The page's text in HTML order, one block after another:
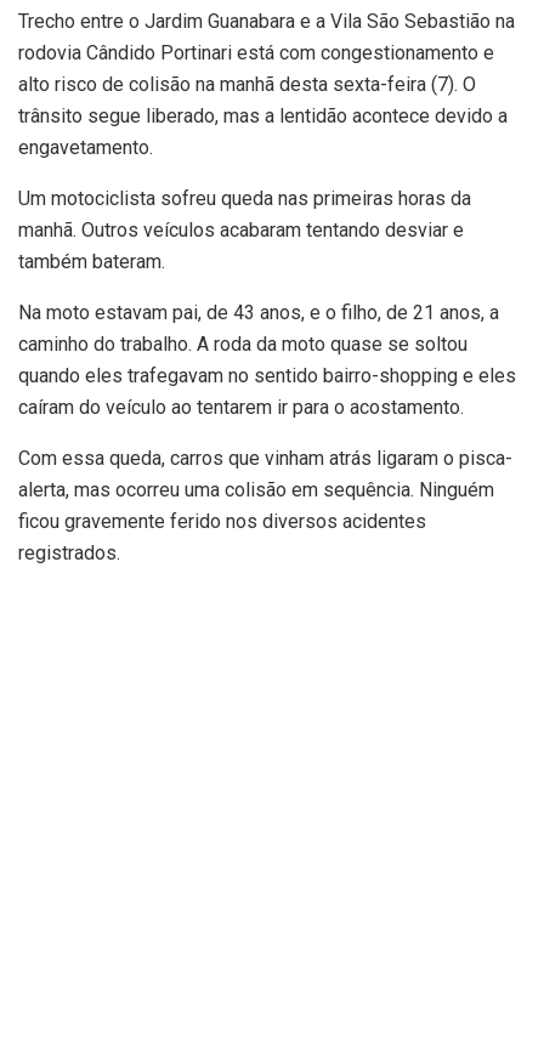
Trecho entre o Jardim Guanabara e a Vila São Sebastião na
rodovia Cândido Portinari está com congestionamento e
alto risco de colisão na manhã desta sexta-feira (7). O
trânsito segue liberado, mas a lentidão acontece devido a
engavetamento.
Um motociclista sofreu queda nas primeiras horas da
manhã. Outros veículos acabaram tentando desviar e
também bateram.
Na moto estavam pai, de 43 anos, e o filho, de 21 anos, a
caminho do trabalho. A roda da moto quase se soltou
quando eles trafegavam no sentido bairro-shopping e eles
caíram do veículo ao tentarem ir para o acostamento.
Com essa queda, carros que vinham atrás ligaram o pisca-
alerta, mas ocorreu uma colisão em sequência. Ninguém
ficou gravemente ferido nos diversos acidentes
registrados.